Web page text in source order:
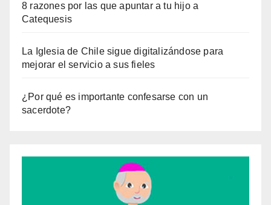
8 razones por las que apuntar a tu hijo a
Catequesis
La Iglesia de Chile sigue digitalizándose para
mejorar el servicio a sus fieles
¿Por qué es importante confesarse con un
sacerdote?